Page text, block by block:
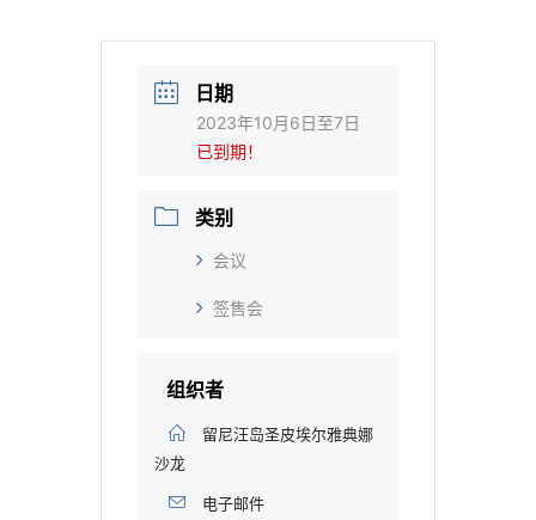
日期
2023年10月6日至7日
已到期！
类别
会议
签售会
组织者
留尼汪岛圣皮埃尔雅典娜
沙龙
电子邮件